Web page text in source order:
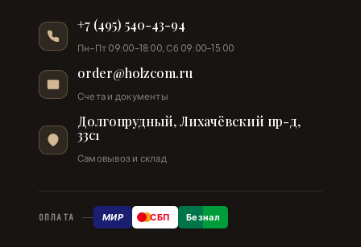
+7 (495) 540-43-94
Пн–Пт 09:00–18:00, Сб 09:00–15:00
order@holzcom.ru
Счета и документы
Долгопрудный, Лихачёвский пр-д,
33с1
Самовывоз и склад
ОПЛАТА МИР СБП Безнал